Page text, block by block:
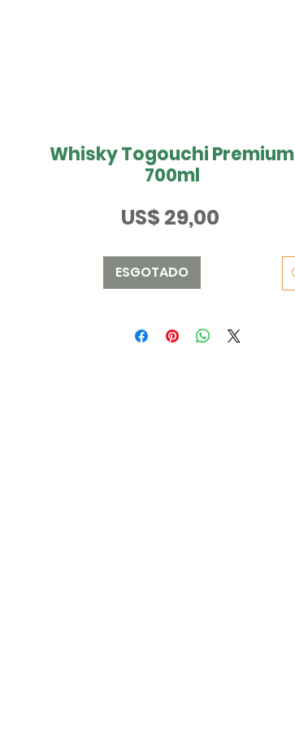
Whisky Togouchi Premium
700ml
US$ 29,00Preço
ESGOTADO